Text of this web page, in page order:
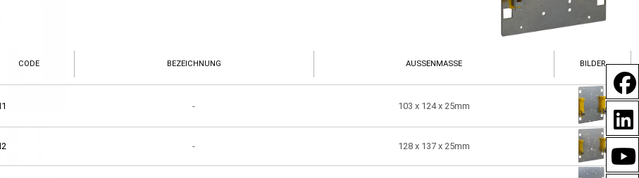
CODE BEZEICHNUNG AUSSENMASSE BILDER
- 103 x 124 x 25mm
- 128 x 137 x 25mm